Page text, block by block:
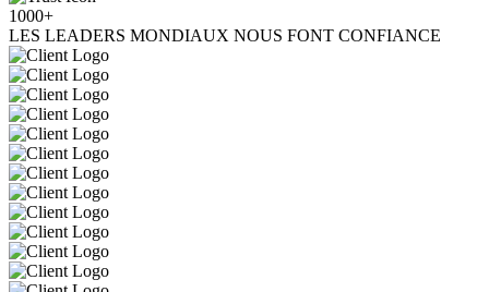
1000+
LES LEADERS MONDIAUX NOUS FONT CONFIANCE